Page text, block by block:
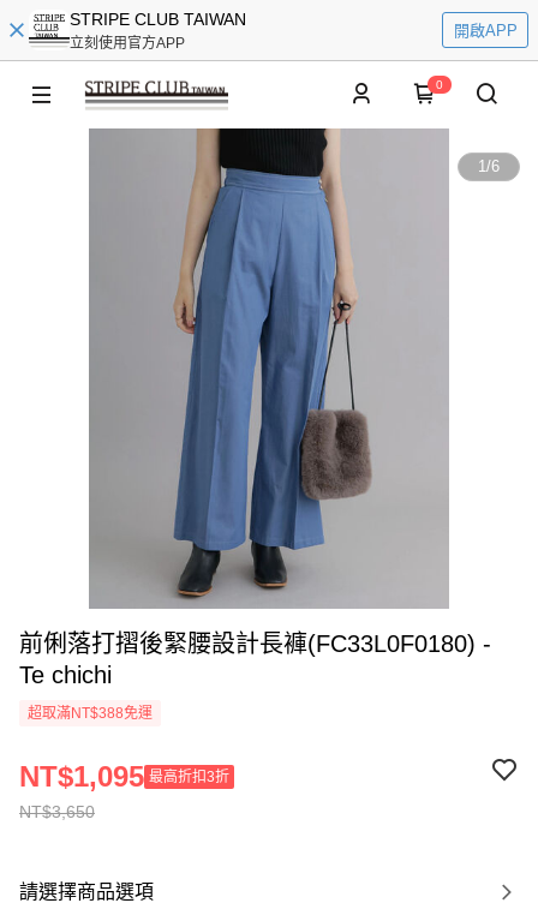
STRIPE CLUB TAIWAN
立刻使用官方APP
開啟APP
0
1/6
前俐落打摺後緊腰設計長褲(FC33L0F0180) -
Te chichi
超取滿NT$388免運
NT$3,650
NT$1,095 最高折扣3折
請選擇商品選項